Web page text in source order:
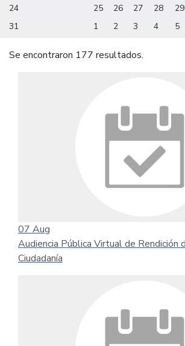
24
25 26 27 28 29
31
1 2 3 4 5
Se encontraron 177 resultados.
07 Aug
Audiencia Pública Virtual de Rendición
Ciudadanía